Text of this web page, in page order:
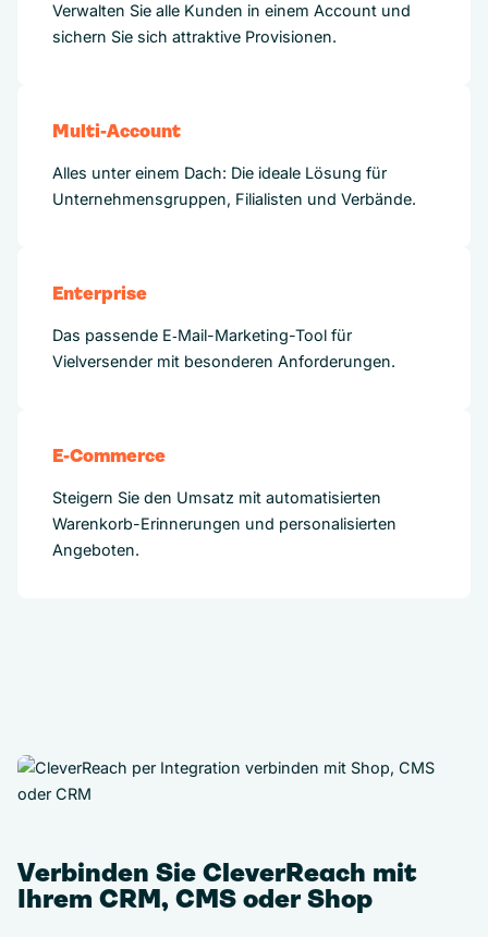
Verwalten Sie alle Kunden in einem Account und
sichern Sie sich attraktive Provisionen.
Multi-Account
Alles unter einem Dach: Die ideale Lösung für
Unternehmensgruppen, Filialisten und Verbände.
Enterprise
Das passende E‑Mail-Marketing-Tool für
Vielversender mit besonderen Anforderungen.
E-Commerce
Steigern Sie den Umsatz mit automatisierten
Warenkorb-Erinnerungen und personalisierten
Angeboten.
Verbinden Sie CleverReach mit
Ihrem CRM, CMS oder Shop